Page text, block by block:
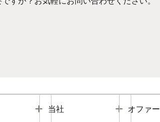
Toggle
当社 Toggle
オファー